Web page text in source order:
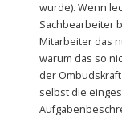
wurde). Wenn
Sachbearbeiter
Mitarbeiter das
warum das so
der
selbst die